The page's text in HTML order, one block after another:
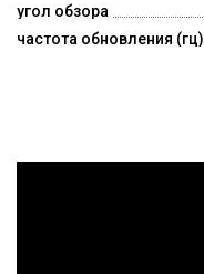
угол обзора
частота обновления (гц)